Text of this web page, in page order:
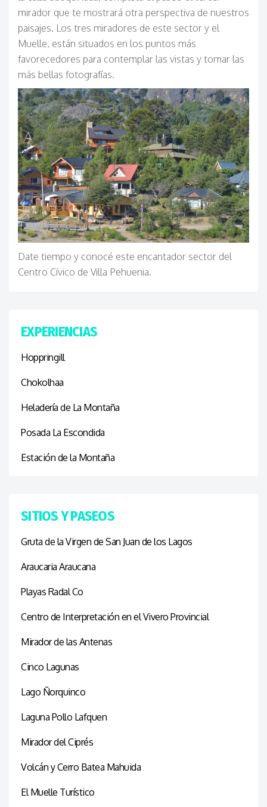
mirador que te mostrará otra perspectiva de nuestros
paisajes. Los tres miradores de este sector y el
Muelle, están situados en los puntos más
favorecedores para contemplar las vistas y tomar las
más bellas fotografías.
Date tiempo y conocé este encantador sector del
Centro Cívico de Villa Pehuenia.
EXPERIENCIAS
Hoppringill
Chokolhaa
Heladería de La Montaña
Posada La Escondida
Estación de la Montaña
SITIOS Y PASEOS
Gruta de la Virgen de San Juan de los Lagos
Araucaria Araucana
Playas Radal Co
Centro de Interpretación en el Vivero Provincial
Mirador de las Antenas
Cinco Lagunas
Lago Ñorquinco
Laguna Pollo Lafquen
Mirador del Ciprés
Volcán y Cerro Batea Mahuida
El Muelle Turístico